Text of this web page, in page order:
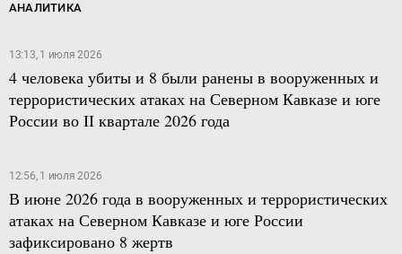
АНАЛИТИКА
13:13, 1 июля 2026
4 человека убиты и 8 были ранены в вооруженных и
террористических атаках на Северном Кавказе и юге
России во II квартале 2026 года
12:56, 1 июля 2026
В июне 2026 года в вооруженных и террористических
атаках на Северном Кавказе и юге России
зафиксировано 8 жертв